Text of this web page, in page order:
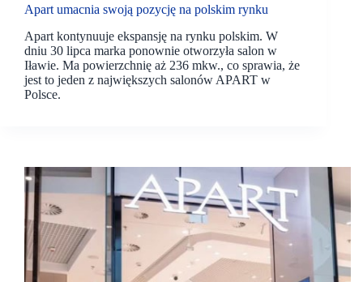
Apart umacnia swoją pozycję na polskim rynku
Apart kontynuuje ekspansję na rynku polskim. W
dniu 30 lipca marka ponownie otworzyła salon w
Iławie. Ma powierzchnię aż 236 mkw., co sprawia, że
jest to jeden z największych salonów APART w
Polsce.